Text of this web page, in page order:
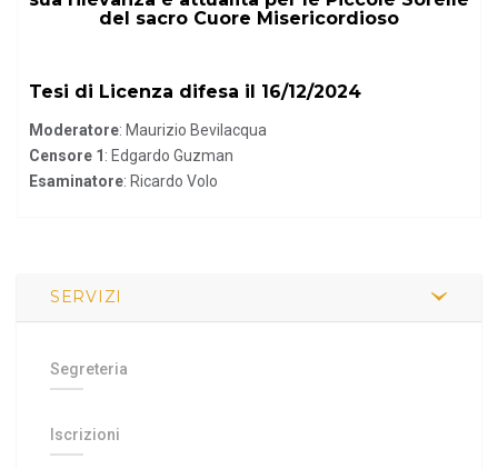
del sacro Cuore Misericordioso
Tesi di Licenza difesa il 16/12/2024
Moderatore: Maurizio Bevilacqua
Censore 1 : Edgardo Guzman
Esaminatore: Ricardo Volo
SERVIZI
Segreteria
Iscrizioni